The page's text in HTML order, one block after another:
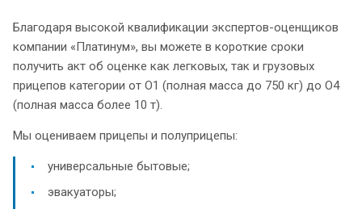
Благодаря высокой квалификации экспертов-оценщиков
компании «Платинум», вы можете в короткие сроки
получить акт об оценке как легковых, так и грузовых
прицепов категории от О1 (полная масса до 750 кг) до О4
(полная масса более 10 т).
Мы оцениваем прицепы и полуприцепы:
универсальные бытовые;
эвакуаторы;